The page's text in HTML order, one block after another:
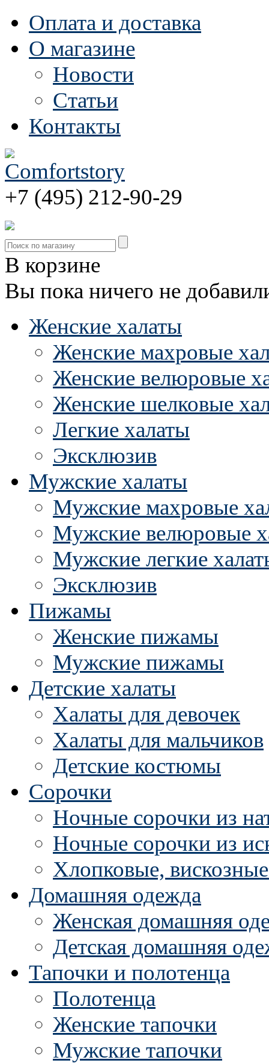
Оплата и доставка
О магазине
Новости
Статьи
Контакты
+7 (495) 212-90-29
В корзине
Вы пока ничего не
Женские халаты
Женские махровые
Женские велюровые
Женские шелковые
Легкие халаты
Эксклюзив
Мужские халаты
Мужские махровые
Мужские велюровые
Мужские легкие
Эксклюзив
Пижамы
Женские пижамы
Мужские пижамы
Детские халаты
Халаты для девочек
Халаты для мальчиков
Детские костюмы
Сорочки
Ночные сорочки из
Ночные сорочки из
Хлопковые,
Домашняя одежда
Женская домашняя
Детская домашняя
Тапочки и полотенца
Полотенца
Женские тапочки
Мужские тапочки